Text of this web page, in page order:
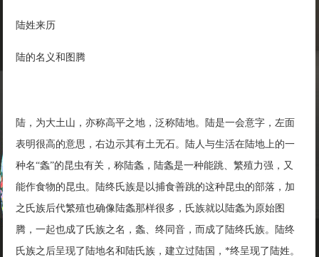
陆姓来历
陆的名义和图腾
陆，为大土山，亦称高平之地，泛称陆地。陆是一会意字，左面
表明很高的意思，右边示其有土无石。陆人与生活在陆地上的一
种名“螽”的昆虫有关，称陆螽，陆螽是一种能跳、繁殖力强，又
能作食物的昆虫。陆终氏族是以捕食善跳的这种昆虫的部落，加
之氏族后代繁殖也确像陆螽那样很多，氏族就以陆螽为原始图
腾，一起也成了氏族之名，螽、终同音，而成了陆终氏族。陆终
氏族之后呈现了陆地名和陆氏族，建立过陆国，*终呈现了陆姓。